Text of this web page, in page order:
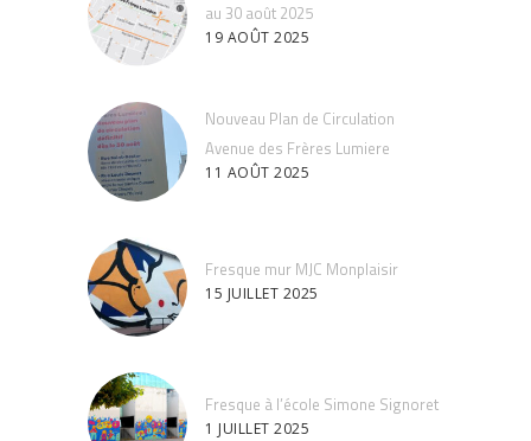
au 30 août 2025
19 AOÛT 2025
Nouveau Plan de Circulation
Avenue des Frères Lumiere
11 AOÛT 2025
Fresque mur MJC Monplaisir
15 JUILLET 2025
Fresque à l’école Simone Signoret
1 JUILLET 2025